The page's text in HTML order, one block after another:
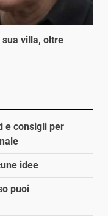
villa, oltre
e consigli per
idee
puoi